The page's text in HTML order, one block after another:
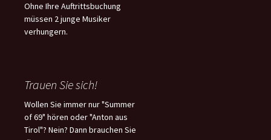
Ohne Ihre Auftrittsbuchung
müssen 2 junge Musiker
verhungern.
Trauen Sie sich!
Wollen Sie immer nur "Summer
of 69" hören oder "Anton aus
Tirol"? Nein? Dann brauchen Sie